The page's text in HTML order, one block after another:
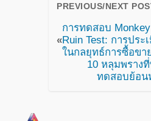
PREVIOUS/NEXT
«
การทดสอบ
Ruin Test: การประ
ในกลยุทธ์การซื้อขา
10 หลุมพราง
ทดสอบย้อน